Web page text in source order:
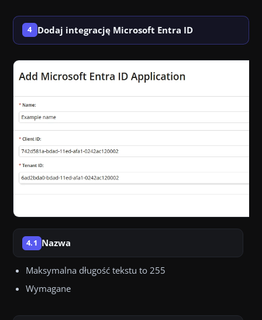
4 Dodaj integrację Microsoft Entra ID
4.1 Nazwa
Maksymalna długość tekstu to 255
Wymagane